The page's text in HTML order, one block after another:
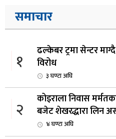
समाचार
१
ढल्केबर ट्रमा सेन्टर
विरोध
३ घण्टा अघि
२
कोइराला निवास
बजेट शेखरद्धारा लिन
४ घण्टा अघि